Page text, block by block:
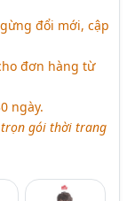
đổi mới, cập
đơn hàng từ
ngày.
trọn gói thời trang